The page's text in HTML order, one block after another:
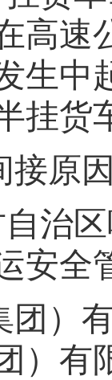
高速
生中
挂货
接原
治
安全
团）
）有